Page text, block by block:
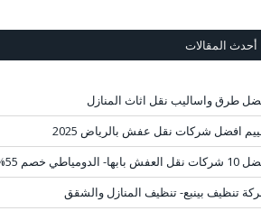
أحدث المقالات
طرق واساليب نقل اثاث المنازل
افضل شركات نقل عفش بالرياض 2025
بابها- الدومياطي خصم 55%
تنظيف بينبع- تنظيف المنازل والشقق